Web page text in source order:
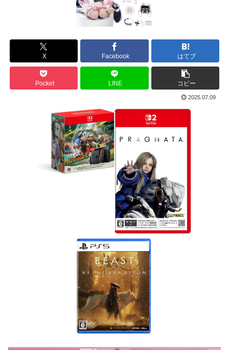
X Facebook はてブ
Pocket LINE コピー
2025.07.09